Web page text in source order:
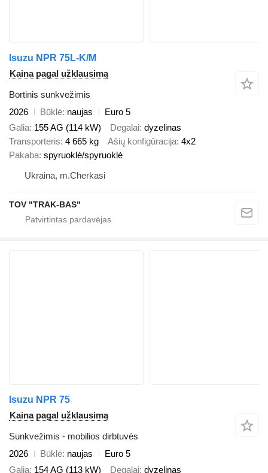
Isuzu NPR 75L-K/M
Kaina pagal užklausimą
Bortinis sunkvežimis
2026
Būklė naujas
Euro 5
Galia 155 AG (114 kW) Degalai dyzelinas
Transporteris 4 665 kg Ašių konfigūracija 4x2
Pakaba spyruoklė/spyruoklė
Ukraina, m.Cherkasi
TOV "TRAK-BAS"
Isuzu NPR 75
Kaina pagal užklausimą
Sunkvežimis - mobilios dirbtuvės
2026
Būklė naujas
Euro 5
Galia 154 AG (113 kW) Degalai dyzelinas